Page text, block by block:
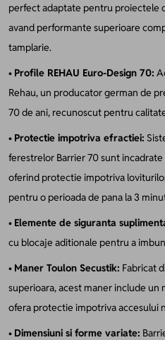
perfect adaptate pentru proiectele
avand performante superioare
tamplarie.
• Profile REHAU Euro-Design 70:
Rehau, un producator german de
70 de ani, recunoscut pentru
• Protectie impotriva efractiei:
ferestrelor Barrier 70 sunt incadrate
oferind protectie impotriva
pentru o perioada de pana la 3
• Elemente de siguranta
cu blocaje aditionale pentru a
• Maner Toulon Secustik: Fabricat
superioara, acest maner include un
ofera protectie impotriva accesului
• Dimensiuni si forme variate: